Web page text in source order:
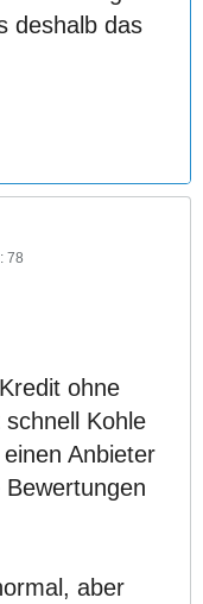
deshalb das
78
ohne
Kohle
Anbieter
aber